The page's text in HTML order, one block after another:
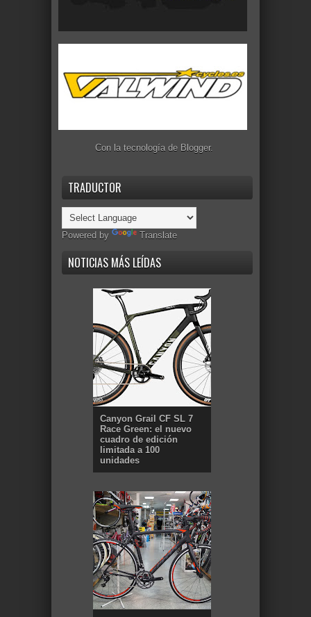
Con la tecnología de Blogger.
TRADUCTOR
Powered by Translate
NOTICIAS MÁS LEÍDAS
Canyon Grail CF SL 7
Race Green: el nuevo
cuadro de edición
limitada a 100
unidades